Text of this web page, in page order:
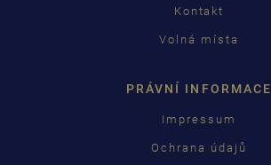
Kontakt
Volná místa
PRÁVNÍ INFORMACE
Impressum
Ochrana údajů